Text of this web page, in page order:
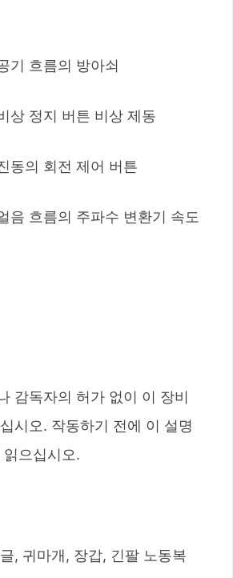
기 흐름의 방아쇠
상 정지 버튼 비상 제동
동의 회전 제어 버튼
음 흐름의 주파수 변환기 속도
감독자의 허가 없이 이 장비
시오. 작동하기 전에 이 설명
으십시오.
, 귀마개, 장갑, 긴팔 노동복